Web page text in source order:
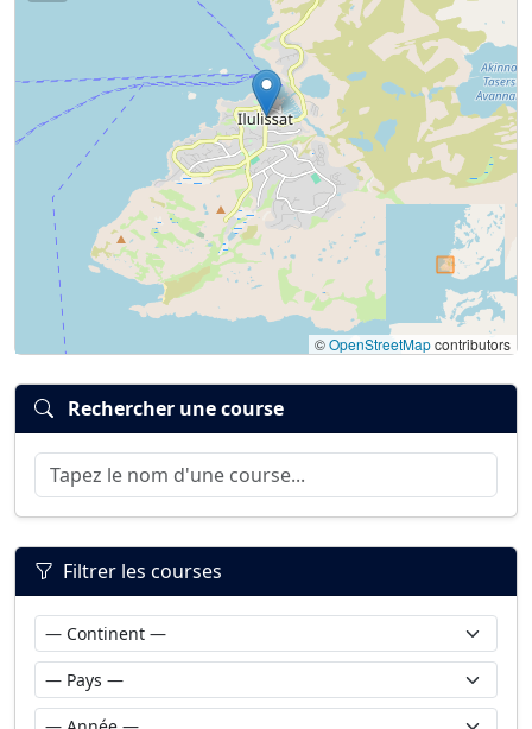
©OpenStreetMapcontributors
Rechercher une course
Filtrer les courses